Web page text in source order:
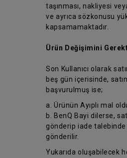
taşınması, nakliyesi
ve ayrıca sözkonusu
kapsamamaktadır.
Ürün Değişimini
Son Kullanıcı olarak
beş gün içerisinde,
başvurulmuş ise;
a. Ürünün Ayıplı mal
b. BenQ Bayi dilerse,
gönderip iade talebinde
gönderilir.
Yukarıda oluşabilecek